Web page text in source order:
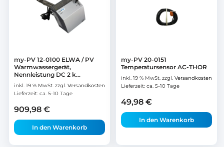
my-PV 12-0100 ELWA / PV
Warmwassergerät,
Nennleistung DC 2 k...
inkl. 19 % MwSt. zzgl. Versandkosten
Lieferzeit: ca. 5-10 Tage
909,98 €
In den Warenkorb
my-PV 20-0151
Temperatursensor AC-THOR
inkl. 19 % MwSt. zzgl. Versandkosten
Lieferzeit: ca. 5-10 Tage
49,98 €
In den Warenkorb